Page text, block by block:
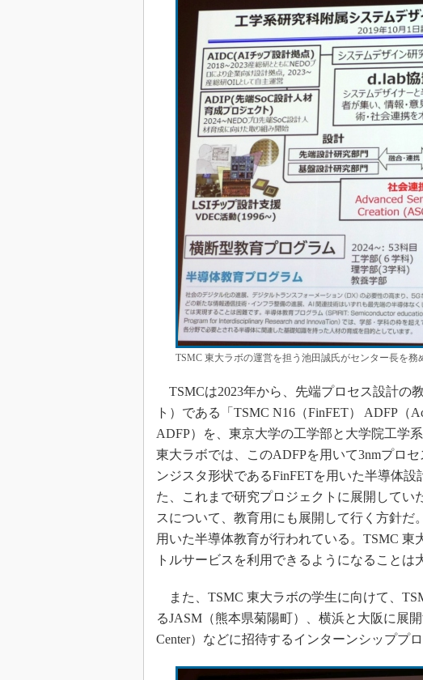
TSMC 東大ラボの運営を担う池田誠氏がセンター長を
TSMCは2023年から、先端プロセス設計の
ト）である「TSMC N16（FinFET） ADFP（
ADFP）を、東京大学の工学部と大学院工学
東大ラボでは、このADFPを用いて3nmプロ
ンジスタ形状であるFinFETを用いた半導体
た、これまで研究プロジェクトに展開して
スについて、教育用にも展開して行く方針
用いた半導体教育が行われている。TSMC
トルサービスを利用できるようになることは
また、TSMC 東大ラボの学生に向けて、
るJASM（熊本県菊陽町）、横浜と大阪に展
Center）などに招待するインターンシッププ